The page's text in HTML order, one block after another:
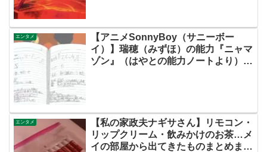
エンタメ
【アニメSonnyBoy（サニーボー
イ）】瑞穂（みずほ）の能力『ニャマ
ゾン』（はやとの能力ノートより）
エンタメ
【私の家政夫ナギサさん】リモコン・
リップクリーム・飲みかけのお茶…メ
イの部屋から出てきたものまとめまし